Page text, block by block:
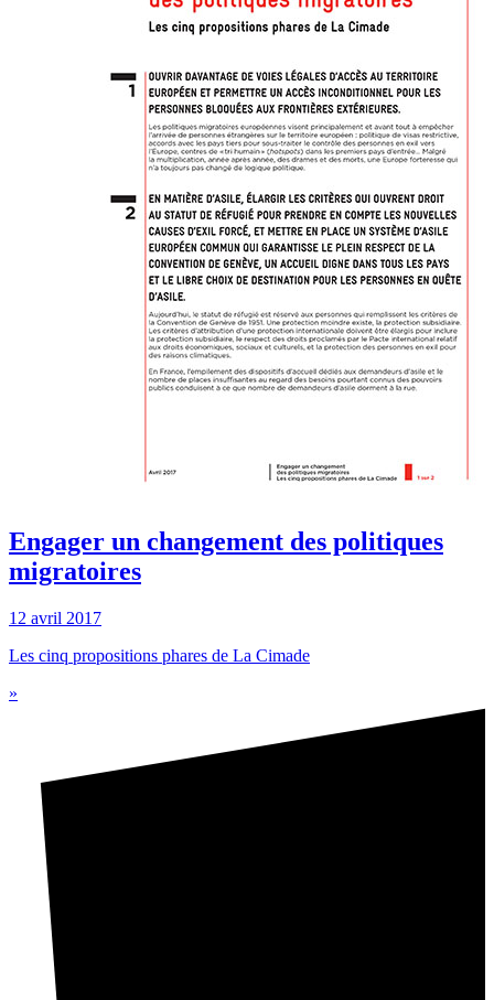
Engager un changement des politiques
migratoires
12 avril 2017
Les cinq propositions phares de La Cimade
»